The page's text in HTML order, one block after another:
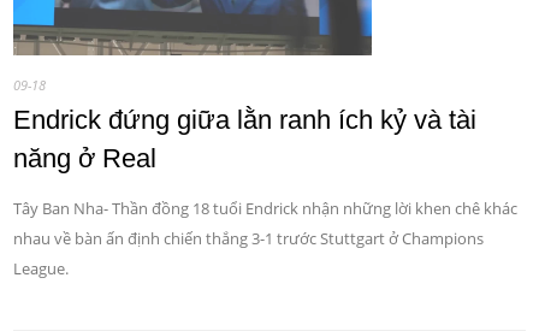
09-18
Endrick đứng giữa lằn ranh ích kỷ và tài
năng ở Real
Tây Ban Nha- Thần đồng 18 tuổi Endrick nhận những lời khen chê khác
nhau về bàn ấn định chiến thắng 3-1 trước Stuttgart ở Champions
League.